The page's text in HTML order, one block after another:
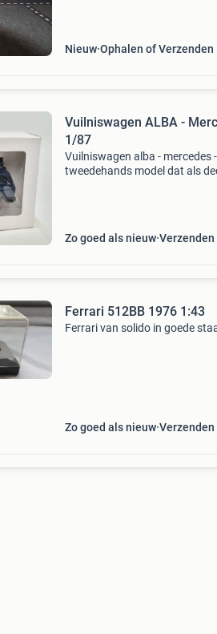
Nieuw Ophalen of Verzenden
Vuilniswagen ALBA -
1/87
Vuilniswagen alba - mercedes
tweedehands model dat als
Zo goed als nieuw Verzenden
Ferrari 512BB 1976 1:43
Ferrari van solido in goede
Zo goed als nieuw Verzenden